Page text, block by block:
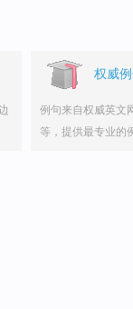
权威
例句来自权威英文
等，提供最专业的